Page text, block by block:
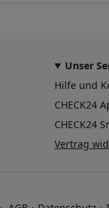
Unser
Hilfe und
CHECK24
CHECK24
Vertrag